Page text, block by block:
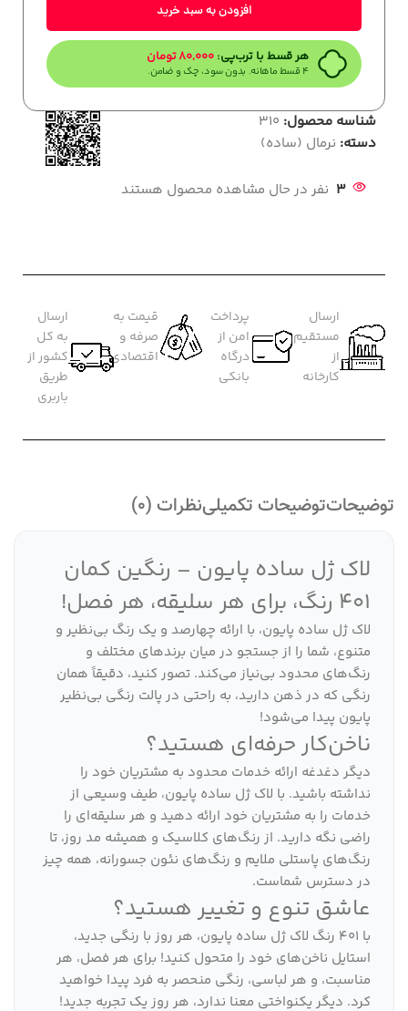
افزودن به سبد خرید
هر قسط با ترب‌پی: 80,000تومان
۴ قسط ماهانه. بدون سود، چک و ضامن.
شناسه محصول: 310
دسته: نرمال (ساده)
3 نفر در حال مشاهده محصول هستند
ارسال
مستقیم
از
کارخانه
پرداخت
امن از
درگاه
بانکی
قیمت به
صرفه و
اقتصادی
ارسال
به کل
کشور از
طریق
باربری
توضیحاتتوضیحات تکمیلینظرات (0)
لاک ژل ساده پایون – رنگین کمان
401 رنگ، برای هر سلیقه، هر فصل!
لاک ژل ساده پایون، با ارائه چهارصد و یک رنگ بی‌نظیر و
متنوع، شما را از جستجو در میان برندهای مختلف و
رنگ‌های محدود بی‌نیاز می‌کند. تصور کنید، دقیقاً همان
رنگی که در ذهن دارید، به راحتی در پالت رنگی بی‌نظیر
پایون پیدا می‌شود!
ناخن‌کار حرفه‌ای هستید؟
دیگر دغدغه ارائه خدمات محدود به مشتریان خود را
نداشته باشید. با لاک ژل ساده پایون، طیف وسیعی از
خدمات را به مشتریان خود ارائه دهید و هر سلیقه‌ای را
راضی نگه دارید. از رنگ‌های کلاسیک و همیشه مد روز، تا
رنگ‌های پاستلی ملایم و رنگ‌های نئون جسورانه، همه چیز
در دسترس شماست.
عاشق تنوع و تغییر هستید؟
با 401 رنگ لاک ژل ساده پایون، هر روز با رنگی جدید،
استایل ناخن‌های خود را متحول کنید! برای هر فصل، هر
مناسبت، و هر لباسی، رنگی منحصر به فرد پیدا خواهید
کرد. دیگر یکنواختی معنا ندارد، هر روز یک تجربه جدید!